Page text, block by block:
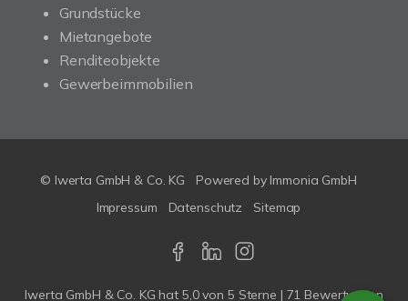
Grundstücke
Mietangebote
Renditeobjekte
Gewerbeimmobilien
© Iwerta GmbH & Co. KG Powered by Immonia GmbH
Impressum
Datenschutz Sitemap
Iwerta GmbH & Co. KG hat 5,0von 5 Sterne | 71 Bewertungen